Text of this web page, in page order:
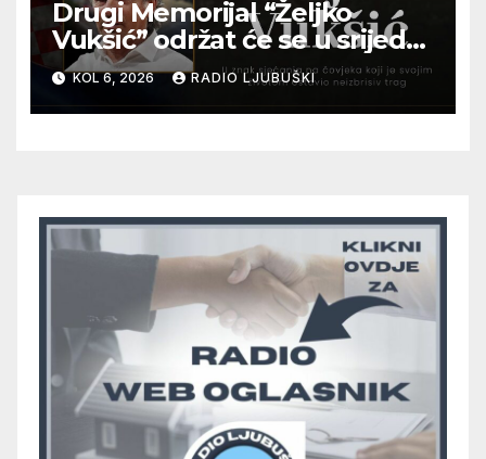
Drugi Memorijal “Željko
Vukšić” održat će se u srijedu
12. kolovoza u Otoku
KOL 6, 2026 RADIO LJUBUŠKI